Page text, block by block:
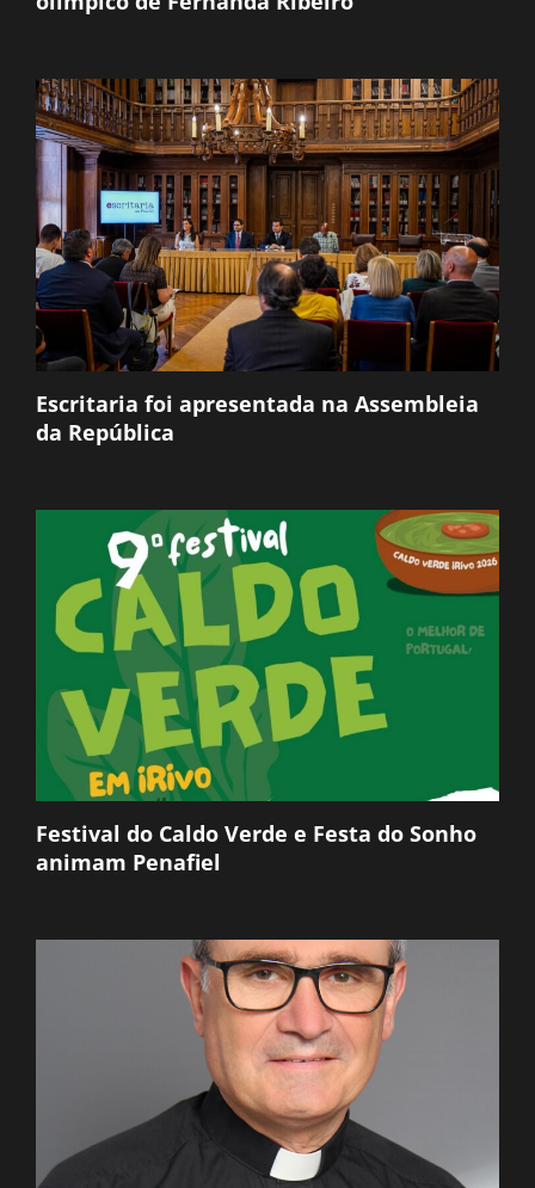
Escritaria foi apresentada na Assembleia
da República
Festival do Caldo Verde e Festa do Sonho
animam Penafiel